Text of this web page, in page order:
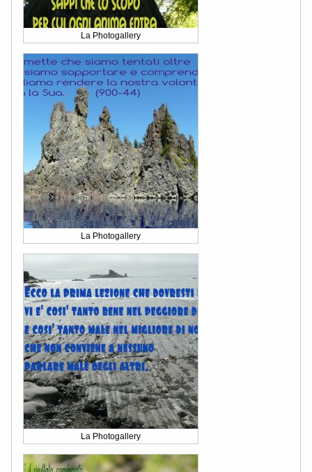
La Photogallery
La Photogallery
La Photogallery